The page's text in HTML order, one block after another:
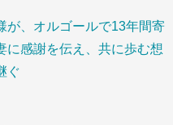
が、オルゴールで13年間寄
に感謝を伝え、共に歩む想
ぐ